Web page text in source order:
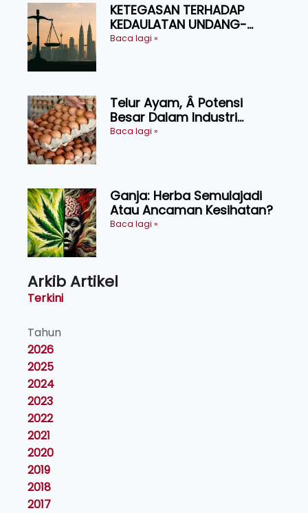
KETEGASAN TERHADAP
KEDAULATAN UNDANG-
UNDANG ASAS KEPADA
Baca lagi »
Telur Ayam, Â Potensi
Besar Dalam Industri
Makanan, Kosmetik dan
Baca lagi »
Ganja: Herba Semulajadi
Atau Ancaman Kesihatan?
Baca lagi »
Arkib Artikel
Terkini
Tahun
2026
2025
2024
2023
2022
2021
2020
2019
2018
2017